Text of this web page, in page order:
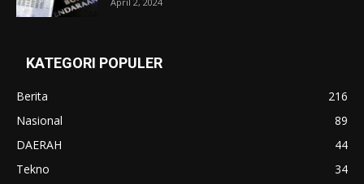
KATEGORI POPULER
Berita
216
Nasional
89
DAERAH
44
Tekno
34